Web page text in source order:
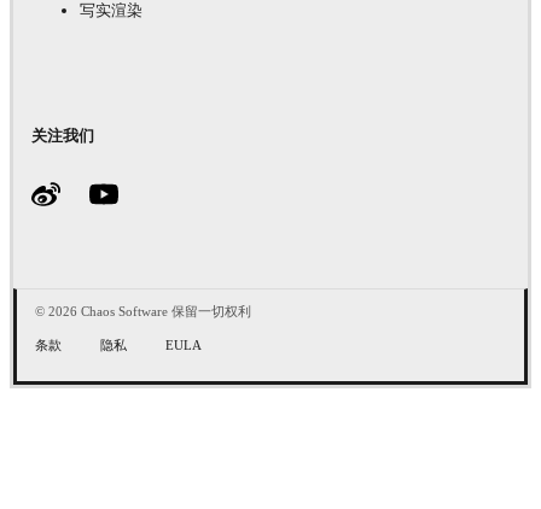
写实渲染
关注我们
© 2026 Chaos Software 保留一切权利
条款 隐私 EULA